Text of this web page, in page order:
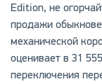
Edition, не
продажи
механической
оценивает в 31
переключения